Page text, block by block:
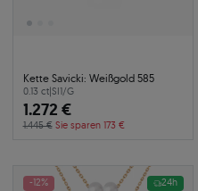
Kette Savicki: Weißgold 585
0.13 ct|SI1/G
1.272 €
1.445 € Sie sparen 173 €
-12% 24h